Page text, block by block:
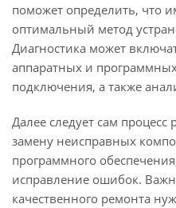
поможет определить, что
оптимальный метод
Диагностика может
аппаратных и
подключения, а также
Далее следует сам
замену неисправных
программного
исправление ошибок.
качественного ремонта